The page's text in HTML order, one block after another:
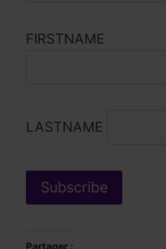
FIRSTNAME
LASTNAME
Partager :